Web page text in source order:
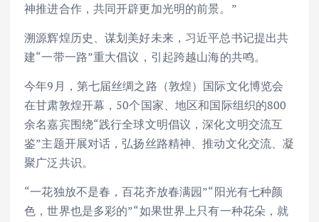
神推进合作，共同开辟更加光明的前景。”
溯源辉煌历史、谋划美好未来，习近平总书记提出共
建“一带一路”重大倡议，引起跨越山海的共鸣。
今年9月，第七届丝绸之路（敦煌）国际文化博览会
在甘肃敦煌开幕，50个国家、地区和国际组织的800
余名嘉宾围绕“践行全球文明倡议，深化文明交流互
鉴”主题开展对话，弘扬丝路精神、推动文化交流、凝
聚广泛共识。
“一花独放不是春，百花齐放春满园”“阳光有七种颜
色，世界也是多彩的”“如果世界上只有一种花朵，就